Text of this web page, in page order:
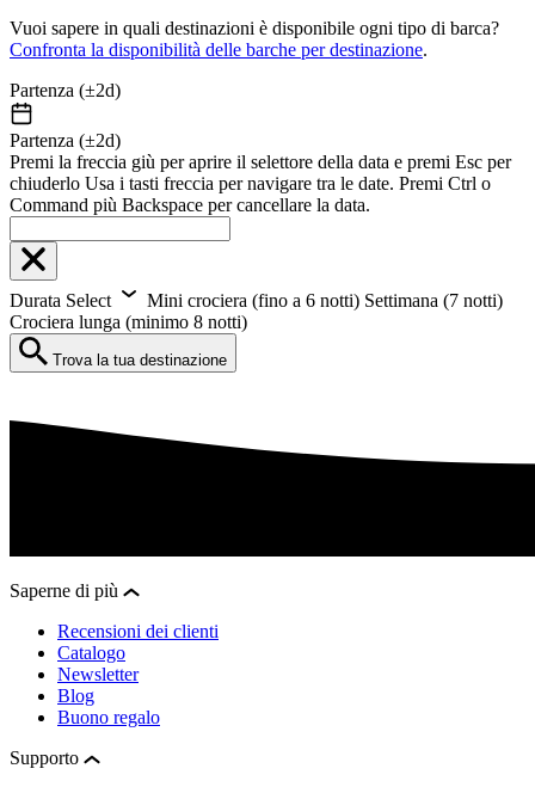
Vuoi sapere in quali destinazioni è disponibile ogni tipo di barca?
Confronta la disponibilità delle barche per destinazione.
Partenza (±2d)
Partenza (±2d)
Premi la freccia giù per aprire il selettore della data e premi Esc per
chiuderlo Usa i tasti freccia per navigare tra le date. Premi Ctrl o
Command più Backspace per cancellare la data.
Durata Select Mini crociera (fino a 6 notti) Settimana (7 notti)
Crociera lunga (minimo 8 notti)
Trova la tua destinazione
Saperne di più
Recensioni dei clienti
Catalogo
Newsletter
Blog
Buono regalo
Supporto